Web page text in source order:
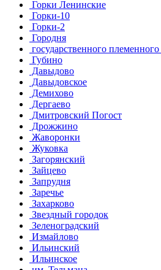
Горки Ленинские
Горки-10
Горки-2
Городня
государственного
Губино
Давыдово
Давыдовское
Демихово
Дергаево
Дмитровский Погост
Дрожжино
Жаворонки
Жуковка
Загорянский
Зайцево
Запрудня
Заречье
Захарково
Звездный городок
Зеленоградский
Измайлово
Ильинский
Ильинское